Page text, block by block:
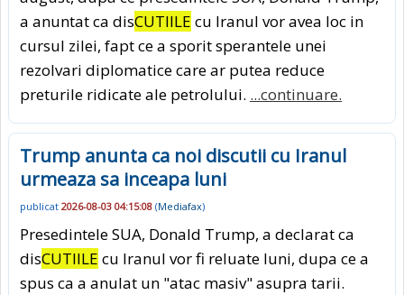
a anuntat ca disCUTIILE cu Iranul vor avea loc in
cursul zilei, fapt ce a sporit sperantele unei
rezolvari diplomatice care ar putea reduce
preturile ridicate ale petrolului. ...continuare.
Trump anunta ca noi discutii cu Iranul
urmeaza sa inceapa luni
publicat 2026-08-03 04:15:08 (Mediafax)
Presedintele SUA, Donald Trump, a declarat ca
disCUTIILE cu Iranul vor fi reluate luni, dupa ce a
spus ca a anulat un "atac masiv" asupra tarii.